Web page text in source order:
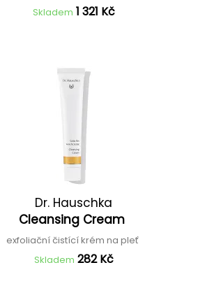
Skladem 1 321 Kč
Dr. Hauschka
Cleansing Cream
exfoliační čistící krém na pleť
Skladem 282 Kč